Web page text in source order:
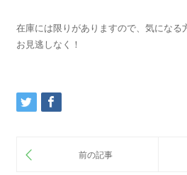
在庫には限りがありますので、気になる
お見逃しなく！